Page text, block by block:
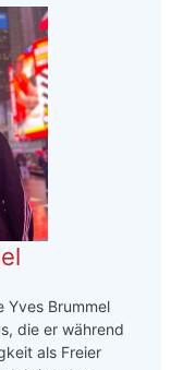
Yves Brummel
die er während
als Freier